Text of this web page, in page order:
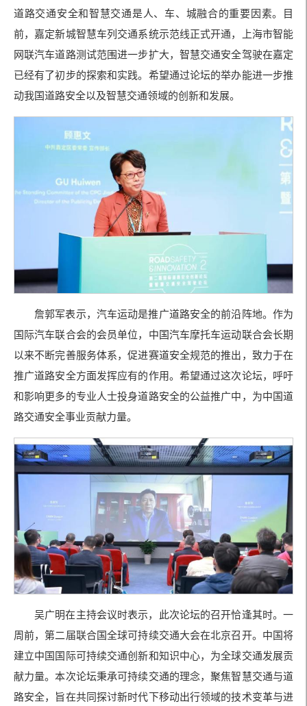
道路交通安全和智慧交通是人、车、城融合的重要因素。目
前，嘉定新城智慧车列交通系统示范线正式开通，上海市智能
网联汽车道路测试范围进一步扩大，智慧交通安全驾驶在嘉定
已经有了初步的探索和实践。希望通过论坛的举办能进一步推
动我国道路安全以及智慧交通领域的创新和发展。
詹郭军表示，汽车运动是推广道路安全的前沿阵地。作为
国际汽车联合会的会员单位，中国汽车摩托车运动联合会长期
以来不断完善服务体系，促进赛道安全规范的推出，致力于在
推广道路安全方面发挥应有的作用。希望通过这次论坛，呼吁
和影响更多的专业人士投身道路安全的公益推广中，为中国道
路交通安全事业贡献力量。
吴广明在主持会议时表示，此次论坛的召开恰逢其时。一
周前，第二届联合国全球可持续交通大会在北京召开。中国将
建立中国国际可持续交通创新和知识中心，为全球交通发展贡
献力量。本次论坛秉承可持续交通的理念，聚焦智慧交通与道
路安全，旨在共同探讨新时代下移动出行领域的技术变革与进